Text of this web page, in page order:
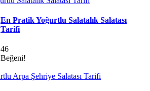
En Pratik Yoğurtlu Salatalık Salatası
Tarifi
46
Beğeni!